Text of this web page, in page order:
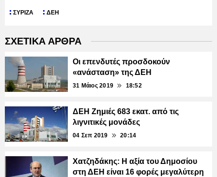
ΣΥΡΙΖΑ ΔΕΗ
ΣΧΕΤΙΚΑ ΑΡΘΡΑ
Οι επενδυτές προσδοκούν
«ανάσταση» της ΔΕΗ
31 Μάιος 2019 18:52
ΔΕΗ Ζημιές 683 εκατ. από τις
λιγνιτικές μονάδες
04 Σεπ 2019 20:14
Χατζηδάκης: Η αξία του Δημοσίου
στη ΔΕΗ είναι 16 φορές μεγαλύτερη